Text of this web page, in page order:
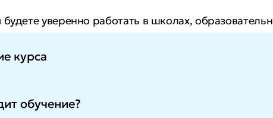
уверенно работать в школах,
укрепите карьерные позиции и
курса
обучение?